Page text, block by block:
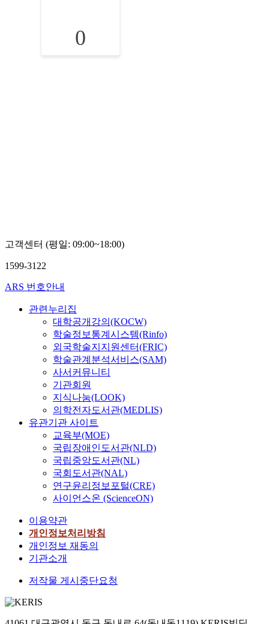
0
고객센터 (평일: 09:00~18:00)
1599-3122
ARS 번호안내
관련누리집
대학공개강의(KOCW)
학술정보통계시스템(Rinfo)
외국학술지지원센터(FRIC)
학술관계분석서비스(SAM)
사서커뮤니티
기관회원
지식나눔(LOOK)
의학전자도서관(MEDLIS)
유관기관 사이트
교육부(MOE)
국립장애인도서관(NLD)
국립중앙도서관(NL)
국회도서관(NAL)
연구윤리정보포털(CRE)
사이언스온 (ScienceON)
이용약관
개인정보처리방침
개인정보 재동의
기관소개
저작물 게시중단요청